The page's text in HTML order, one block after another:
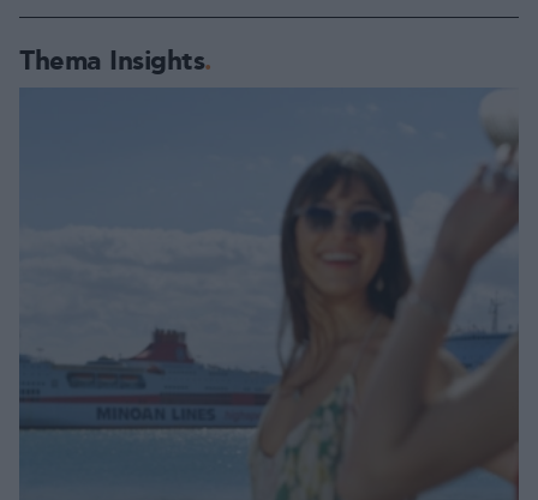
Thema Insights